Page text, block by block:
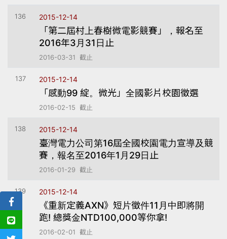
136 2015-12-14
「第二屆村上春樹微電影競賽」，報名至
2016年3月31日止
2016-03-31 截止
137 2015-12-14
「感動99 綻。微光」全國影片校園徵選
2016-02-15 截止
138 2015-12-14
臺灣電力公司第16屆全國校園電力宣導及競
賽，報名至2016年1月29日止
2016-01-29 截止
139 2015-12-14
《重新定義AXN》短片徵件11月中即將開
跑! 總獎金NTD100,000等你拿!
2016-02-01 截止